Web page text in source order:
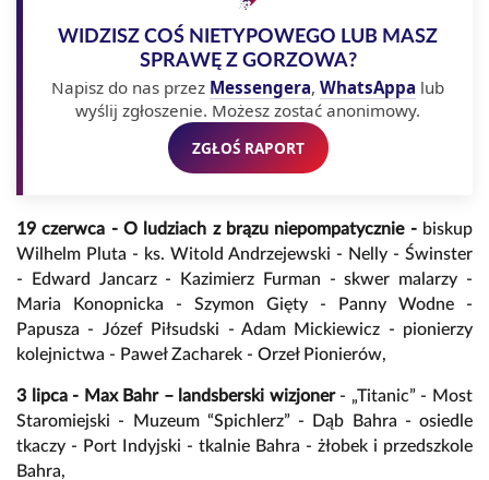
WIDZISZ COŚ NIETYPOWEGO LUB MASZ
SPRAWĘ Z GORZOWA?
Napisz do nas przez Messengera, WhatsAppa lub
wyślij zgłoszenie. Możesz zostać anonimowy.
ZGŁOŚ RAPORT
19 czerwca - O ludziach z brązu niepompatycznie - biskup
Wilhelm Pluta - ks. Witold Andrzejewski - Nelly - Świnster
- Edward Jancarz - Kazimierz Furman - skwer malarzy -
Maria Konopnicka - Szymon Gięty - Panny Wodne -
Papusza - Józef Piłsudski - Adam Mickiewicz - pionierzy
kolejnictwa - Paweł Zacharek - Orzeł Pionierów,
3 lipca - Max Bahr – landsberski wizjoner- „Titanic” - Most
Staromiejski - Muzeum “Spichlerz” - Dąb Bahra - osiedle
tkaczy - Port Indyjski - tkalnie Bahra - żłobek i przedszkole
Bahra,